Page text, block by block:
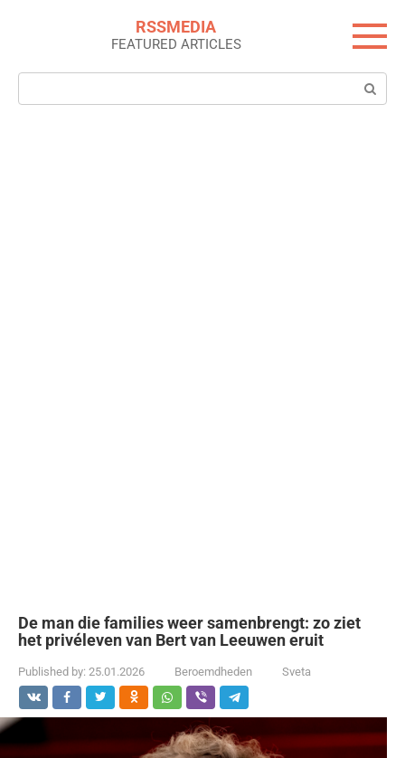
RSSMEDIA
FEATURED ARTICLES
Search:
De man die families weer samenbrengt: zo ziet
het privéleven van Bert van Leeuwen eruit
Published by: 25.01.2026 Beroemdheden Sveta